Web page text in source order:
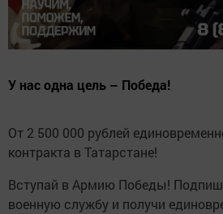
У нас одна цель – Победа!
От 2 500 000 рублей
контракта в Татарстане!
Вступай в Армию Победы!
военную службу и получи